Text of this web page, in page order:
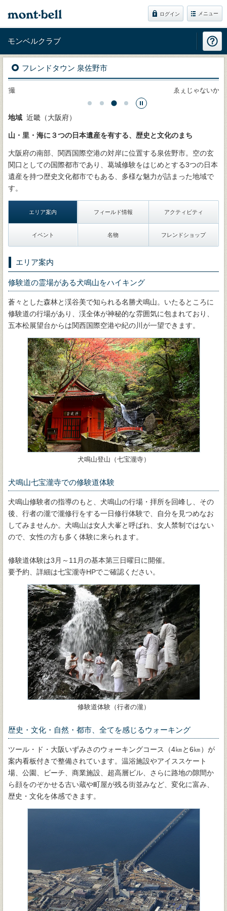
ログイン メニュー
モンベルクラブ
フレンドタウン 泉佐野市
ゑぇじゃないか祭
地域 近畿（大阪府）
山・里・海に３つの日本遺産を有する、歴史と文化のまち
大阪府の南部、関西国際空港の対岸に位置する泉佐野市。空の玄
関口としての国際都市であり、葛城修験をはじめとする3つの日本
遺産を持つ歴史文化都市でもある、多様な魅力が詰まった地域で
す。
エリア案内 フィールド情報 アクティビティ
イベント 名物 フレンドショップ
エリア案内
修験道の霊場がある犬鳴山をハイキング
蒼々とした森林と渓谷美で知られる名勝犬鳴山。いたるところに
修験道の行場があり、渓全体が神秘的な雰囲気に包まれており、
五本松展望台からは関西国際空港や紀の川が一望できます。
犬鳴山登山（七宝瀧寺）
犬鳴山七宝瀧寺での修験道体験
犬鳴山修験者の指導のもと、犬鳴山の行場・拝所を回峰し、その
後、行者の瀧で瀧修行をする一日修行体験で、自分を見つめなお
してみませんか。犬鳴山は女人大峯と呼ばれ、女人禁制ではない
ので、女性の方も多く体験に来られます。
修験道体験は3月～11月の基本第三日曜日に開催。
要予約、詳細は七宝瀧寺HPでご確認ください。
修験道体験（行者の瀧）
歴史・文化・自然・都市、全てを感じるウォーキング
ツール・ド・大阪いずみさのウォーキングコース（4㎞と6㎞）が
案内看板付きで整備されています。温浴施設やアイススケート
場、公園、ビーチ、商業施設、超高層ビル、さらに路地の隙間か
ら顔をのぞかせる古い蔵や町屋が残る街並みなど、変化に富み、
歴史・文化を体感できます。